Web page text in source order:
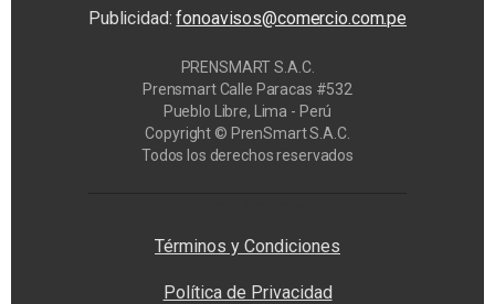
Publicidad:fonoavisos@comercio.com.pe
PRENSMART S.A.C.
Prensmart Calle Paracas #532
Pueblo Libre, Lima - Perú
Copyright © PrenSmart S.A.C.
Todos los derechos reservados
Términos y Condiciones
Política de Privacidad